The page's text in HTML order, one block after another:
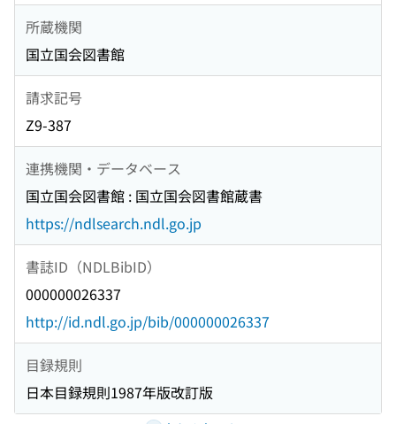
所蔵機関
国立国会図書館
請求記号
Z9-387
連携機関・データベース
国立国会図書館 : 国立国会図書館蔵書
https://ndlsearch.ndl.go.jp
書誌ID（NDLBibID）
000000026337
http://id.ndl.go.jp/bib/000000026337
目録規則
日本目録規則1987年版改訂版